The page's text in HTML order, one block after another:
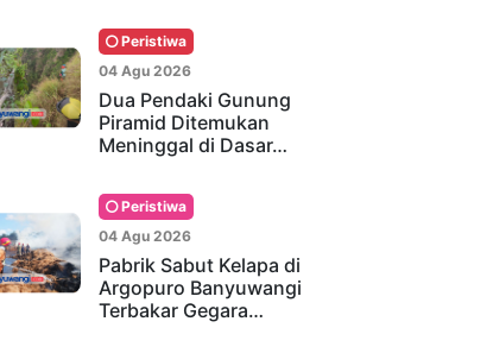
Peristiwa
04 Agu 2026
Dua Pendaki Gunung
Piramid Ditemukan
Meninggal di Dasar…
Peristiwa
04 Agu 2026
Pabrik Sabut Kelapa di
Argopuro Banyuwangi
Terbakar Gegara…